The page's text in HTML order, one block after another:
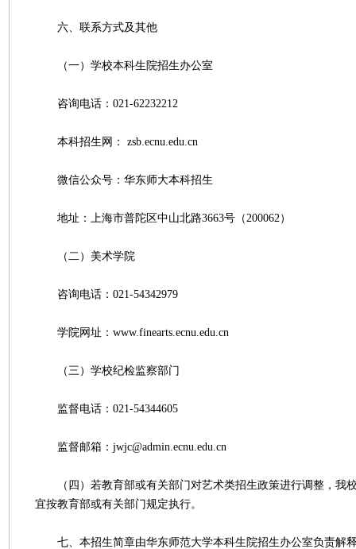
六、联系方式及其他
（一）学校本科生院招生办公室
咨询电话：021-62232212
本科招生网： zsb.ecnu.edu.cn
微信公众号：华东师大本科招生
地址：上海市普陀区中山北路3663号（200062）
（二）美术学院
咨询电话：021-54342979
学院网址：www.finearts.ecnu.edu.cn
（三）学校纪检监察部门
监督电话：021-54344605
监督邮箱：jwjc@admin.ecnu.edu.cn
（四）若教育部或有关部门对艺术类招生政策进行调整，我
宜按教育部或有关部门规定执行。
七、本招生简章由华东师范大学本科生院招生办公室负责解